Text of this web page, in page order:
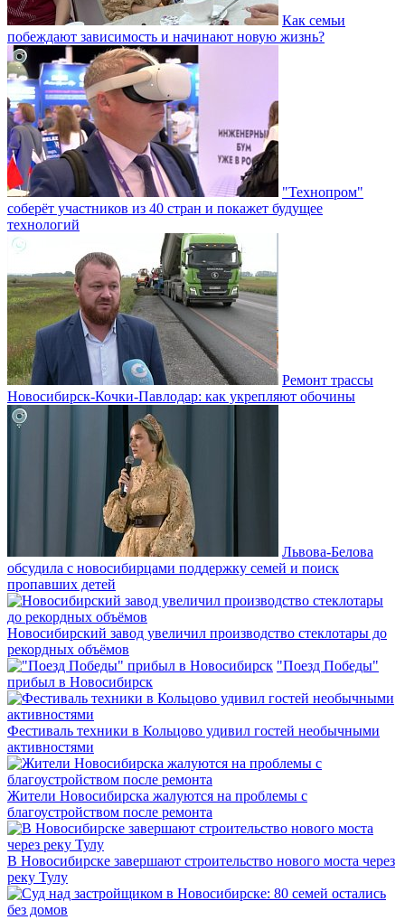
Как семьи
побеждают зависимость и начинают новую жизнь?
"Технопром"
соберёт участников из 40 стран и покажет будущее
технологий
Ремонт трассы
Новосибирск-Кочки-Павлодар: как укрепляют обочины
Львова-Белова
обсудила с новосибирцами поддержку семей и поиск
пропавших детей
Новосибирский завод увеличил производство стеклотары до
рекордных объёмов
"Поезд Победы"
прибыл в Новосибирск
Фестиваль техники в Кольцово удивил гостей необычными
активностями
Жители Новосибирска жалуются на проблемы с
благоустройством после ремонта
В Новосибирске завершают строительство нового моста через
реку Тулу